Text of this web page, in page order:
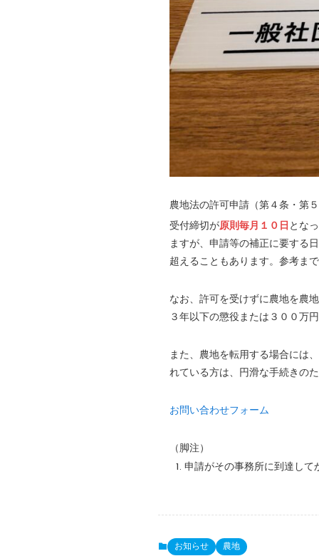
農地法の許可申請（第４条・第
受付締切が原則毎月１０日 とな
ますが、申請等の補正に要する
超えることもあります。参考ま
なお、許可を受けずに農地を農
３年以下の懲役または３００万
また、農地を転用する場合には
れている方は、円滑な手続きの
お問い合わせフォーム
（脚注）
申請がその事務所に到達して
お知らせ 農地